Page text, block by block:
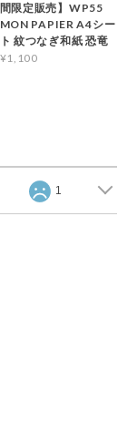
間限定販売】WP55
MON PAPIER A4シー
ト 紋つなぎ和紙 恐竜
¥1,100
1